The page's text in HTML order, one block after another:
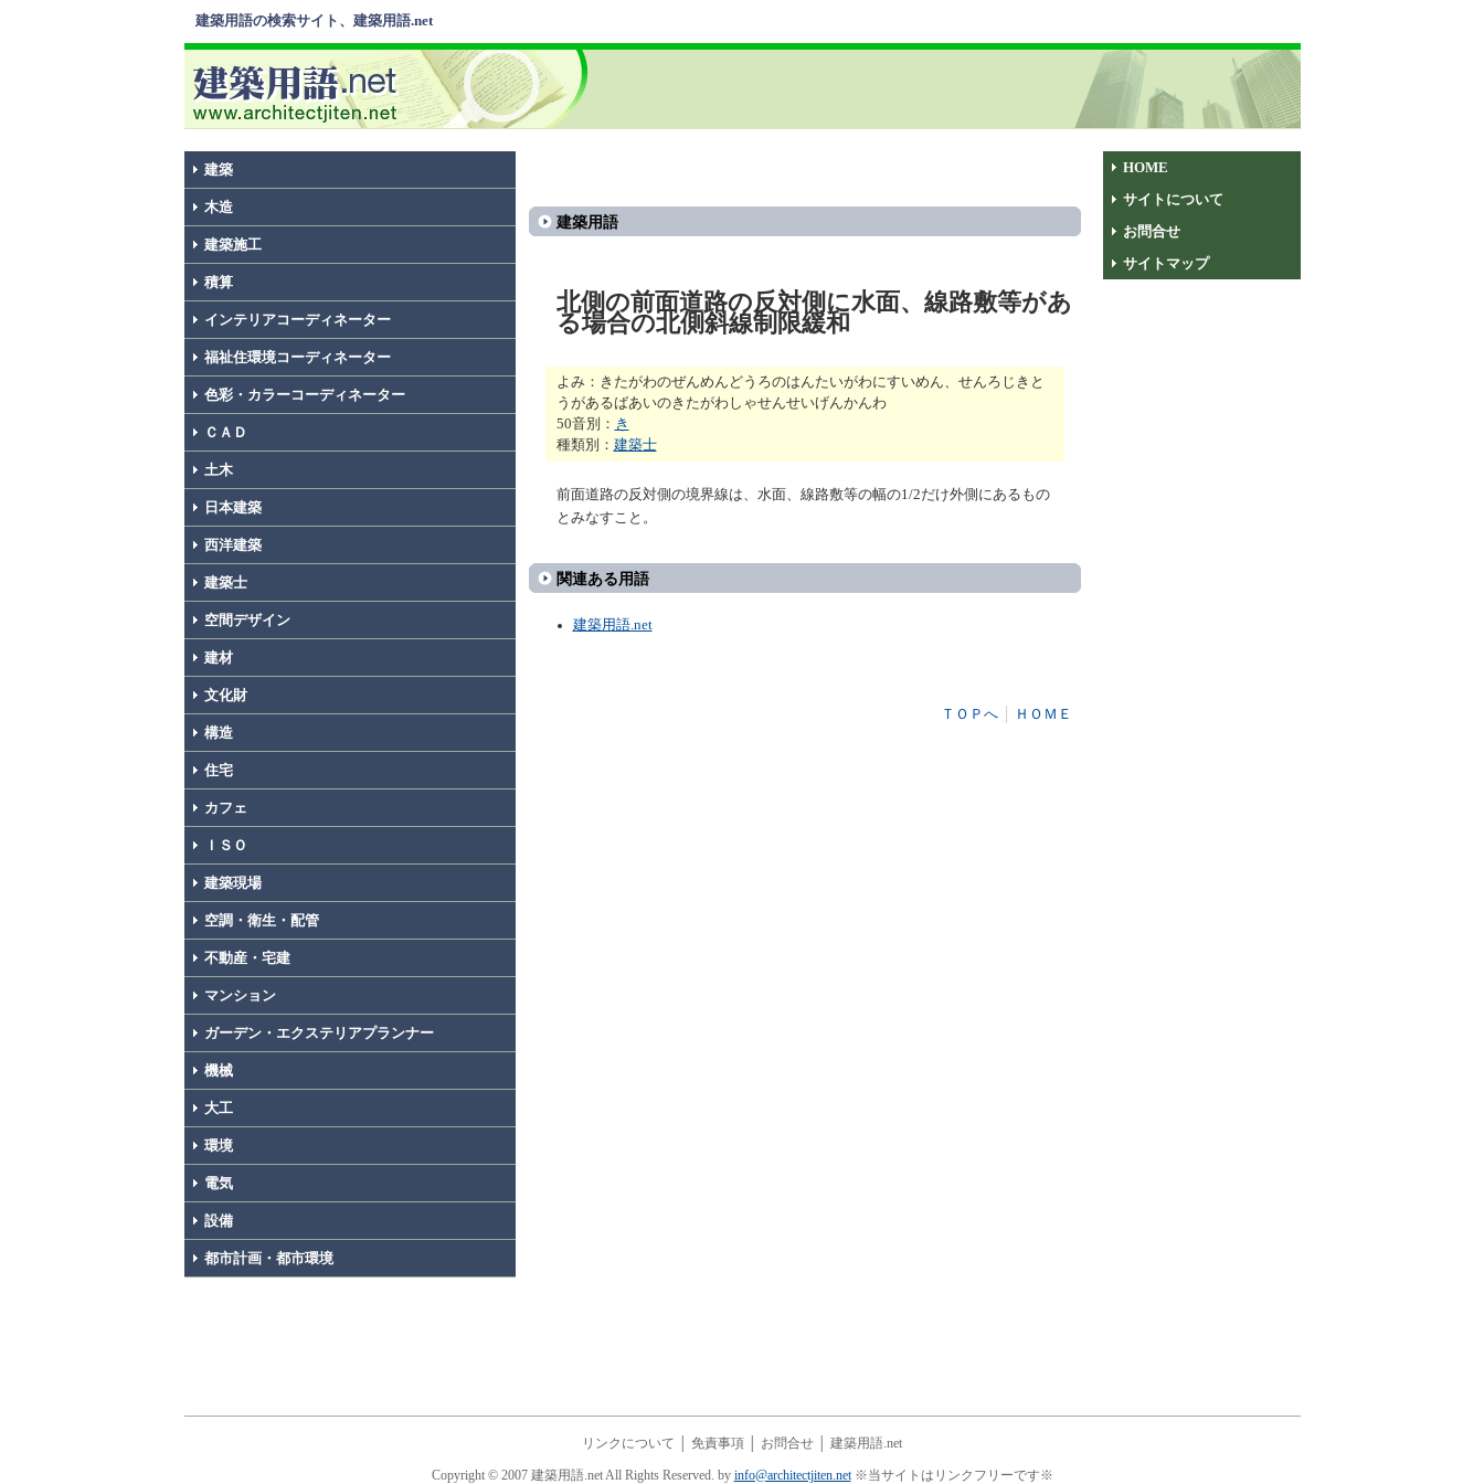
建築用語の検索サイト、建築用語.net
建築
木造
建築施工
積算
インテリアコーディネーター
福祉住環境コーディネーター
色彩・カラーコーディネーター
ＣＡＤ
土木
日本建築
西洋建築
建築士
空間デザイン
建材
文化財
構造
住宅
カフェ
ＩＳＯ
建築現場
空調・衛生・配管
不動産・宅建
マンション
ガーデン・エクステリアプランナー
機械
大工
環境
電気
設備
都市計画・都市環境
建築用語
北側の前面道路の反対側に水面、線路敷等があ
る場合の北側斜線制限緩和
よみ：きたがわのぜんめんどうろのはんたいがわにすいめん、せんろじきと
うがあるばあいのきたがわしゃせんせいげんかんわ
50音別： き
種類別： 建築士
前面道路の反対側の境界線は、水面、線路敷等の幅の1/2だけ外側にあるもの
とみなすこと。
関連ある用語
建築用語.net
ＴＯＰへ│ ＨＯＭＥ
HOME
サイトについて
お問合せ
サイトマップ
リンクについて 免責事項 お問合せ 建築用語.net
Copyright © 2007 建築用語.net All Rights Reserved. by info@architectjiten.net※当サイトはリンクフリーです※